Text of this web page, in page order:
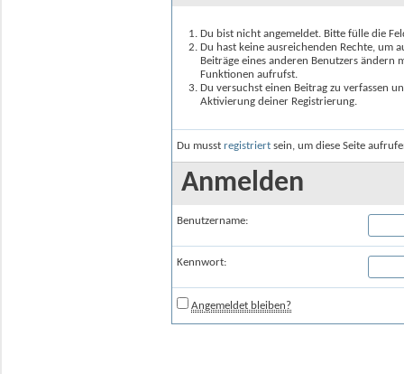
Du bist nicht angemeldet. Bitte fülle die
Du hast keine ausreichenden Rechte, um
Beiträge eines anderen Benutzers
Funktionen aufrufst.
Du versuchst einen Beitrag zu verfassen
Aktivierung deiner Registrierung.
Du musst registriert sein, um diese Seite
Anmelden
Benutzername:
Kennwort:
Angemeldet bleiben?